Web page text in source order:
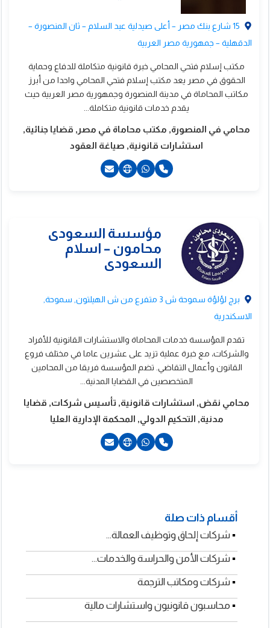
فرنسيس
– نادر فيكتور
المحامى...
ايه جى ال سى
والتحكيم
الفكرية
15 شارع بنك مصر – أعلى صيدلية عبد السلام – ثان المنصورة –
الدقهلية – جمهورية مصر العربية
مكتب إسلام فتحي المحامي خبرة قانونية متكاملة للدفاع وحماية
الحقوق في مصر يعد مكتب إسلام فتحي المحامي واحدا من أبرز
مكاتب المحاماة في مدينة المنصورة وجمهورية مصر العربية حيث
يقدم خدمات قانونية متكاملة...
محامي في المنصورة, مكتب محاماة في مصر, قضايا جنائية,
استشارات قانونية, صياغة العقود
برج لؤلؤة سموحة ش 3 متفرع من ش الهيلتون, سموحة,
الاسكندرية
تقدم المؤسسة خدمات المحاماة والاستشارات القانونية للأفراد
والشركات، مع خبرة عملية تزيد على عشرين عاما في مختلف فروع
القانون وأعمال التقاضي. تضم المؤسسة فريقا من المحامين
المتخصصين في القضايا المدنية...
محامي نقض, استشارات قانونية, تأسيس شركات, قضايا
مدنية, التحكيم الدولي, المحكمة الإدارية العليا
أقسام ذات صلة
▪
شركات إلحاق وتوظيف العمالة...
▪
شركات الأمن والحراسة والخدمات...
▪
▪